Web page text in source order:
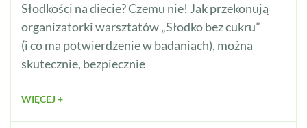
Słodkości na diecie? Czemu nie! Jak przekonują
organizatorki warsztatów „Słodko bez cukru”
(i co ma potwierdzenie w badaniach), można
skutecznie, bezpiecznie
WIĘCEJ +